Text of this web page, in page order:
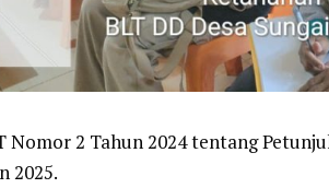
Nomor 2 Tahun 2024 tentang
2025.